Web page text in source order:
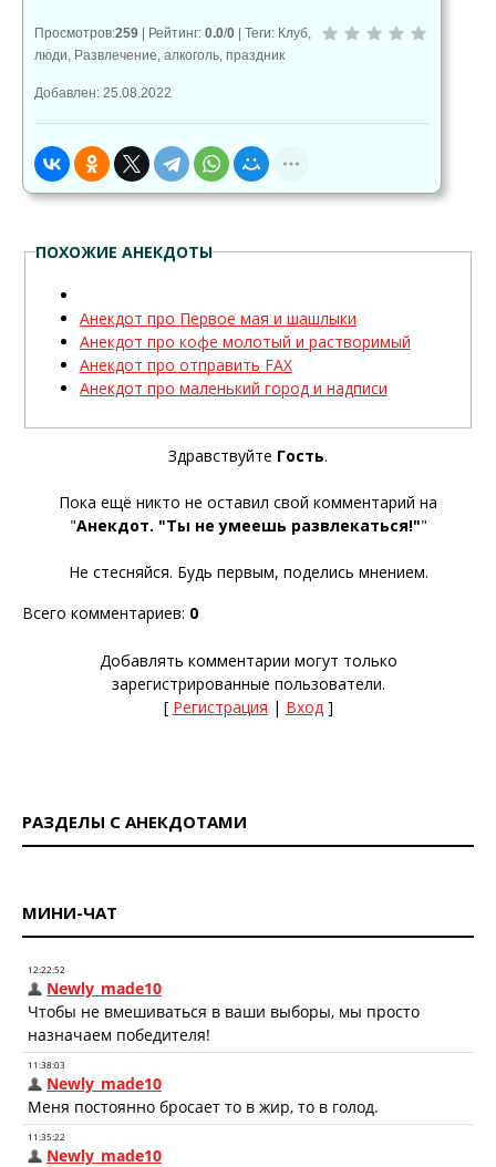
Просмотров:259 | Рейтинг: 0.0/0 | Теги: Клуб
люди Развлечение алкоголь праздник
Добавлен: 25.08.2022
ПОХОЖИЕ АНЕКДОТЫ
Анекдот про Первое мая и шашлыки
Анекдот про кофе молотый и растворимый
Анекдот про отправить FAX
Анекдот про маленький город и надписи
Здравствуйте Гость.
Пока ещё никто не оставил свой комментарий на
"Анекдот. "Ты не умеешь развлекаться!""
Не стесняйся. Будь первым, поделись мнением.
Всего комментариев: 0
Добавлять комментарии могут только
зарегистрированные пользователи.
[ Регистрация | Вход]
РАЗДЕЛЫ С АНЕКДОТАМИ
МИНИ-ЧАТ